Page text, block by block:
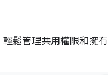
鬆管理共用權限和擁有